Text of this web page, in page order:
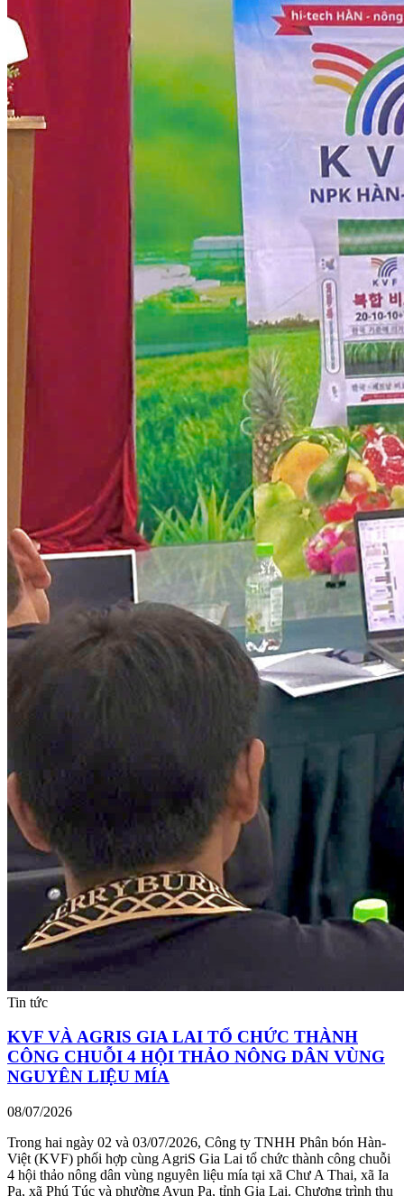
Tin tức
KVF VÀ AGRIS GIA LAI TỔ CHỨC THÀNH
CÔNG CHUỖI 4 HỘI THẢO NÔNG DÂN VÙNG
NGUYÊN LIỆU MÍA
08/07/2026
Trong hai ngày 02 và 03/07/2026, Công ty TNHH Phân bón Hàn-
Việt (KVF) phối hợp cùng AgriS Gia Lai tổ chức thành công chuỗi
4 hội thảo nông dân vùng nguyên liệu mía tại xã Chư A Thai, xã Ia
Pa, xã Phú Túc và phường Ayun Pa, tỉnh Gia Lai. Chương trình thu